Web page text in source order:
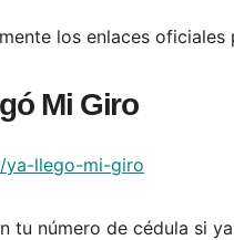
los enlaces
Mi Giro
ya-llego-mi-giro
tu número de cédula si